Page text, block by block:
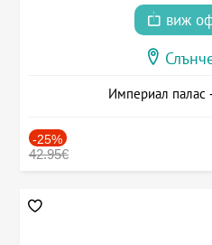
виж
Империал палас
-25%
42.95€